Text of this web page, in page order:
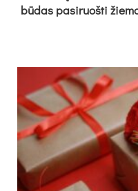
būdas pasiruošti